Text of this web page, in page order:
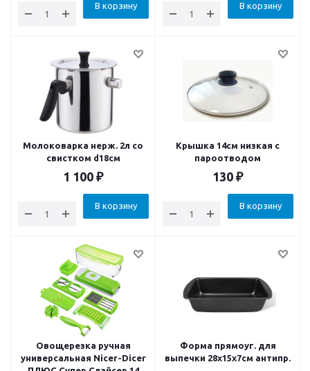
В корзину В корзину
Молоковарка нерж. 2л со
свистком d18см
1 100 ₽
В корзину
Крышка 14см низкая с
пароотводом
130 ₽
В корзину
Овощерезка ручная
универсальная Nicer-Dicer
Форма прямоуг. для
выпечки 28x15x7см антипр.